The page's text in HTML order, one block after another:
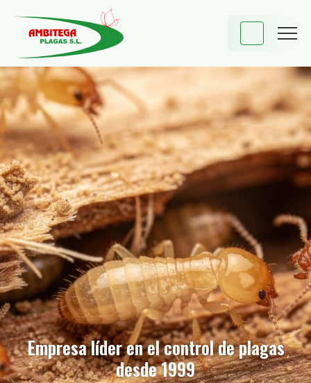
Empresa líder en el control de plagas
desde 1999